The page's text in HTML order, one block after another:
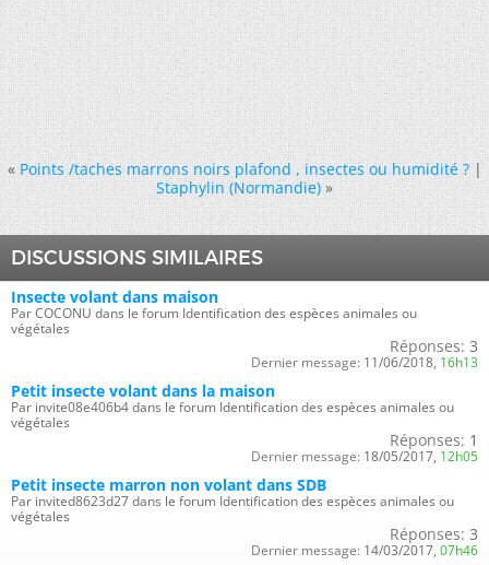
« Points /taches marrons noirs plafond , insectes ou humidité ?|
Staphylin (Normandie) »
DISCUSSIONS SIMILAIRES
Insecte volant dans maison
Par COCONU dans le forum Identification des espèces animales ou
végétales
Réponses: 3
Dernier message: 11/06/2018, 16h13
Petit insecte volant dans la maison
Par invite08e406b4 dans le forum Identification des espèces animales ou
végétales
Réponses: 1
Dernier message: 18/05/2017, 12h05
Petit insecte marron non volant dans SDB
Par invited8623d27 dans le forum Identification des espèces animales ou
végétales
Réponses: 3
Dernier message: 14/03/2017, 07h46